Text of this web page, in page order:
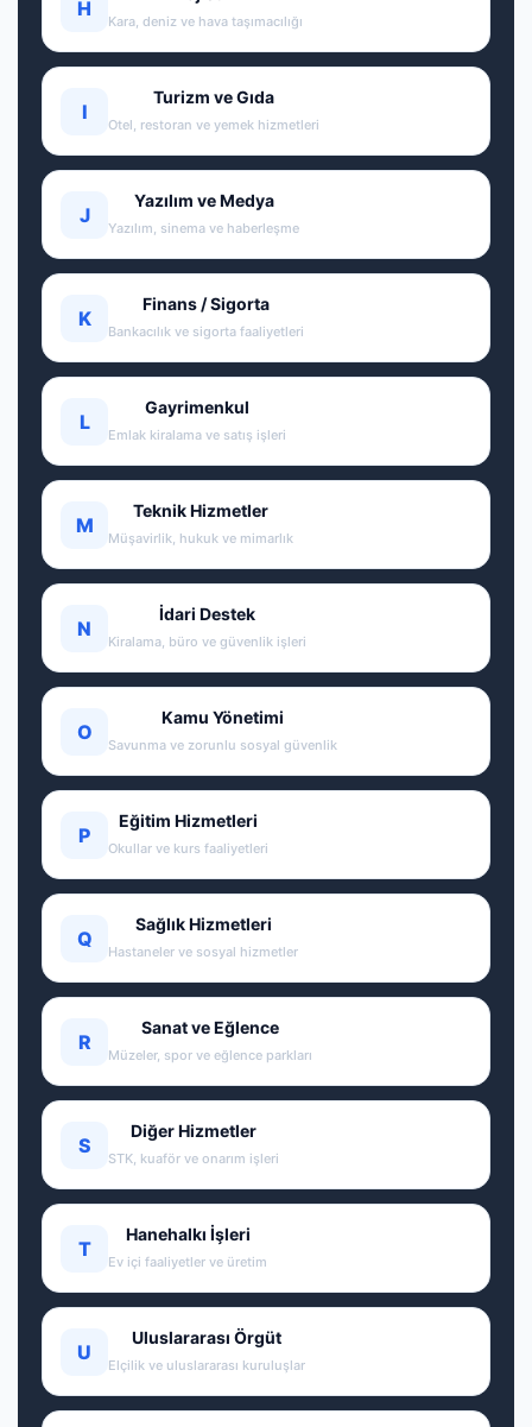
H
Kara, deniz ve hava taşımacılığı
I
Turizm ve Gıda
Otel, restoran ve yemek hizmetleri
J
Yazılım ve Medya
Yazılım, sinema ve haberleşme
K
Finans / Sigorta
Bankacılık ve sigorta faaliyetleri
L
Gayrimenkul
Emlak kiralama ve satış işleri
M
Teknik Hizmetler
Müşavirlik, hukuk ve mimarlık
N
İdari Destek
Kiralama, büro ve güvenlik işleri
O
Kamu Yönetimi
Savunma ve zorunlu sosyal güvenlik
P
Eğitim Hizmetleri
Okullar ve kurs faaliyetleri
Q
Sağlık Hizmetleri
Hastaneler ve sosyal hizmetler
R
Sanat ve Eğlence
Müzeler, spor ve eğlence parkları
S
Diğer Hizmetler
STK, kuaför ve onarım işleri
T
Hanehalkı İşleri
Ev içi faaliyetler ve üretim
U
Uluslararası Örgüt
Elçilik ve uluslararası kuruluşlar